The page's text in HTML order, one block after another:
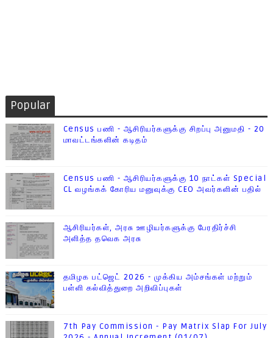
Popular
Census பணி - ஆசிரியர்களுக்கு சிறப்பு அனுமதி - 20
மாவட்டங்களின் கடிதம்
Census பணி - ஆசிரியர்களுக்கு 10 நாட்கள் Special
CL வழங்கக் கோரிய மனுவுக்கு CEO அவர்களின் பதில்
ஆசிரியர்கள், அரசு ஊழியர்களுக்கு பேரதிர்ச்சி
அளித்த தவெக அரசு
தமிழக பட்ஜெட் 2026 - முக்கிய அம்சங்கள் மற்றும்
பள்ளி கல்வித்துறை அறிவிப்புகள்
7th Pay Commission - Pay Matrix Slap For July